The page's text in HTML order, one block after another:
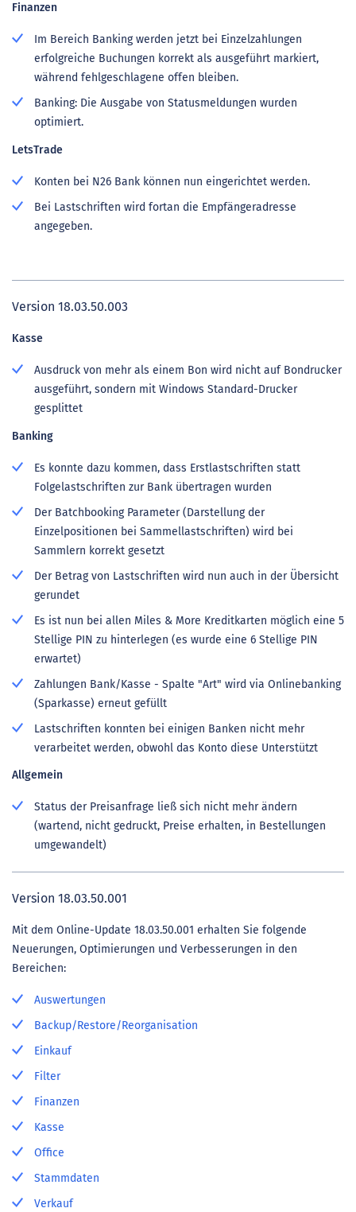
Finanzen
Im Bereich Banking werden jetzt bei Einzelzahlungen
erfolgreiche Buchungen korrekt als ausgeführt markiert,
während fehlgeschlagene offen bleiben.
Banking: Die Ausgabe von Statusmeldungen wurden
optimiert.
LetsTrade
Konten bei N26 Bank können nun eingerichtet werden.
Bei Lastschriften wird fortan die Empfängeradresse
angegeben.
Version 18.03.50.003
Kasse
Ausdruck von mehr als einem Bon wird nicht auf Bondrucker
ausgeführt, sondern mit Windows Standard-Drucker
gesplittet
Banking
Es konnte dazu kommen, dass Erstlastschriften statt
Folgelastschriften zur Bank übertragen wurden
Der Batchbooking Parameter (Darstellung der
Einzelpositionen bei Sammellastschriften) wird bei
Sammlern korrekt gesetzt
Der Betrag von Lastschriften wird nun auch in der Übersicht
gerundet
Es ist nun bei allen Miles & More Kreditkarten möglich eine 5
Stellige PIN zu hinterlegen (es wurde eine 6 Stellige PIN
erwartet)
Zahlungen Bank/Kasse - Spalte "Art" wird via Onlinebanking
(Sparkasse) erneut gefüllt
Lastschriften konnten bei einigen Banken nicht mehr
verarbeitet werden, obwohl das Konto diese Unterstützt
Allgemein
Status der Preisanfrage ließ sich nicht mehr ändern
(wartend, nicht gedruckt, Preise erhalten, in Bestellungen
umgewandelt)
Version 18.03.50.001
Mit dem Online-Update 18.03.50.001 erhalten Sie folgende
Neuerungen, Optimierungen und Verbesserungen in den
Bereichen:
Auswertungen
Backup/Restore/Reorganisation
Einkauf
Filter
Finanzen
Kasse
Office
Stammdaten
Verkauf